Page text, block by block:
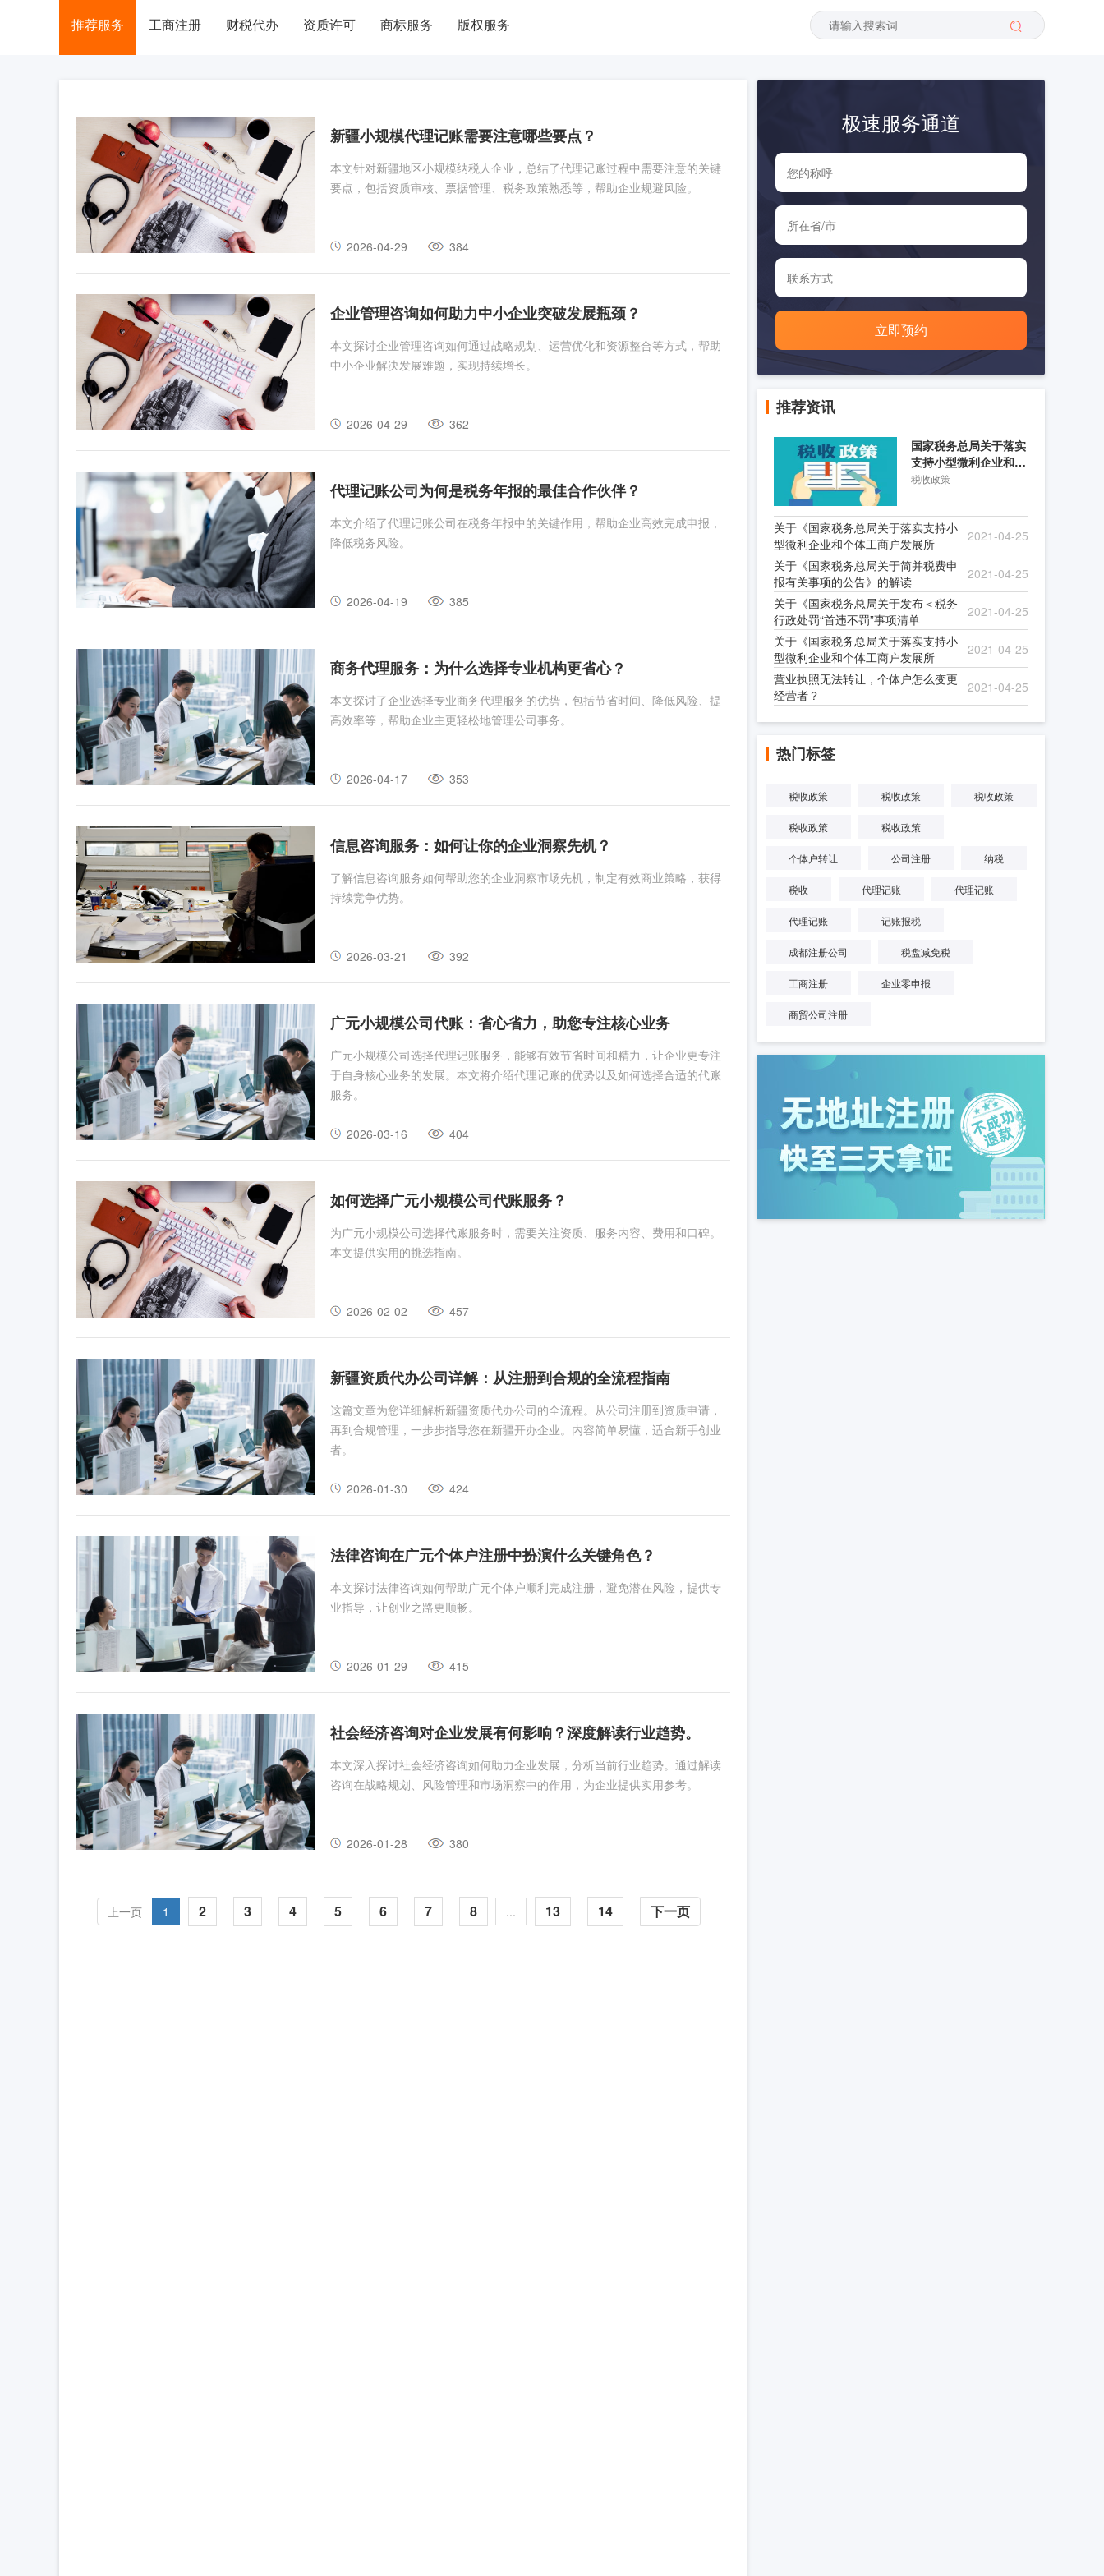
推荐服务 工商注册 财税代办 资质许可 商标服务 版权服务
新疆小规模代理记账需要注意哪些要点？
本文针对新疆地区小规模纳税人企业，总结了代理记账过程中需要注意的关键
要点，包括资质审核、票据管理、税务政策熟悉等，帮助企业规避风险。
2026-04-29 384
企业管理咨询如何助力中小企业突破发展瓶颈？
本文探讨企业管理咨询如何通过战略规划、运营优化和资源整合等方式，帮助
中小企业解决发展难题，实现持续增长。
2026-04-29 362
代理记账公司为何是税务年报的最佳合作伙伴？
本文介绍了代理记账公司在税务年报中的关键作用，帮助企业高效完成申报，
降低税务风险。
2026-04-19 385
商务代理服务：为什么选择专业机构更省心？
本文探讨了企业选择专业商务代理服务的优势，包括节省时间、降低风险、提
高效率等，帮助企业主更轻松地管理公司事务。
2026-04-17 353
信息咨询服务：如何让你的企业洞察先机？
了解信息咨询服务如何帮助您的企业洞察市场先机，制定有效商业策略，获得
持续竞争优势。
2026-03-21 392
广元小规模公司代账：省心省力，助您专注核心业务
广元小规模公司选择代理记账服务，能够有效节省时间和精力，让企业更专注
于自身核心业务的发展。本文将介绍代理记账的优势以及如何选择合适的代账
服务。
2026-03-16 404
如何选择广元小规模公司代账服务？
为广元小规模公司选择代账服务时，需要关注资质、服务内容、费用和口碑。
本文提供实用的挑选指南。
2026-02-02 457
新疆资质代办公司详解：从注册到合规的全流程指南
这篇文章为您详细解析新疆资质代办公司的全流程。从公司注册到资质申请，
再到合规管理，一步步指导您在新疆开办企业。内容简单易懂，适合新手创业
者。
2026-01-30 424
法律咨询在广元个体户注册中扮演什么关键角色？
本文探讨法律咨询如何帮助广元个体户顺利完成注册，避免潜在风险，提供专
业指导，让创业之路更顺畅。
2026-01-29 415
社会经济咨询对企业发展有何影响？深度解读行业趋势。
本文深入探讨社会经济咨询如何助力企业发展，分析当前行业趋势。通过解读
咨询在战略规划、风险管理和市场洞察中的作用，为企业提供实用参考。
2026-01-28 380
上一页 1 2 3 4 5 6 7 8 ... 13 14 下一页
极速服务通道
立即预约
推荐资讯
国家税务总局关于落实
支持小型微利企业和个
体工商户发展所得税优
税收政策
关于《国家税务总局关于落实支持小
型微利企业和个体工商户发展所
2021-04-25
关于《国家税务总局关于简并税费申
报有关事项的公告》的解读
2021-04-25
关于《国家税务总局关于发布＜税务
行政处罚“首违不罚”事项清单
2021-04-25
关于《国家税务总局关于落实支持小
型微利企业和个体工商户发展所
2021-04-25
营业执照无法转让，个体户怎么变更
经营者？
2021-04-25
热门标签
税收政策 税收政策 税收政策
税收政策 税收政策
个体户转让 公司注册 纳税
税收 代理记账 代理记账
代理记账 记账报税
成都注册公司 税盘减免税
工商注册 企业零申报
商贸公司注册